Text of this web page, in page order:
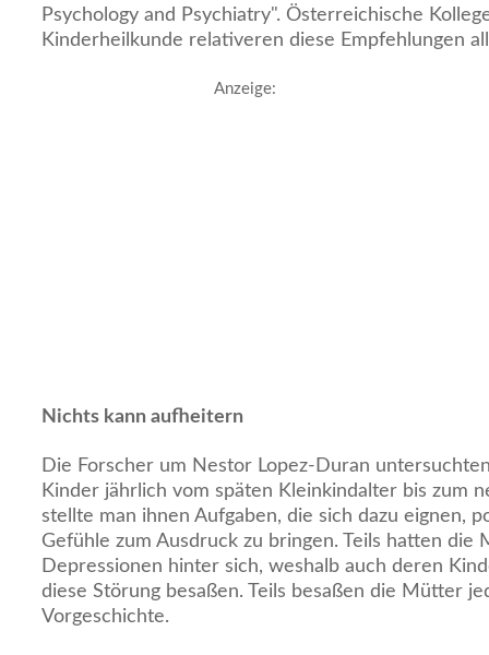
Psychology and Psychiatry". Österreichische
Kinderheilkunde relativeren diese Empfehlungen
Anzeige:
Nichts kann aufheitern
Die Forscher um Nestor Lopez-Duran
Kinder jährlich vom späten Kleinkindalter bis zum
stellte man ihnen Aufgaben, die sich dazu eignen,
Gefühle zum Ausdruck zu bringen. Teils hatten die
Depressionen hinter sich, weshalb auch deren
diese Störung besaßen. Teils besaßen die Mütter
Vorgeschichte.